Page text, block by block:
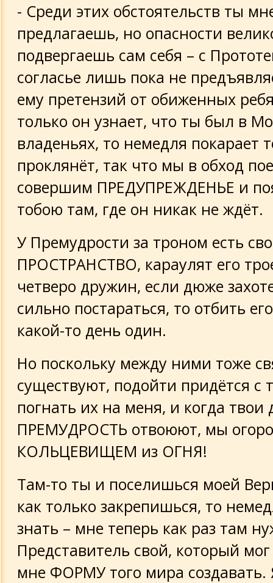
- Среди этих обстоятельств ты
предлагаешь, но опасности
подвергаешь сам себя – с
согласье лишь пока не
ему претензий от обиженных
только он узнает, что ты был в
владеньях, то немедля покарает
проклянёт, так что мы в обход
совершим ПРЕДУПРЕЖДЕНЬЕ и
тобою там, где он никак не ждёт.
У Премудрости за троном есть
ПРОСТРАНСТВО, караулят его
четверо дружин, если дюже
сильно постараться, то отбить
какой-то день один.
Но поскольку между ними тоже
существуют, подойти придётся с
погнать их на меня, и когда
ПРЕМУДРОСТЬ отвоюют, мы
КОЛЬЦЕВИЩЕМ из ОГНЯ!
Там-то ты и поселишься моей
как только закрепишься, то
знать – мне теперь как раз там
Представитель свой, который
мне ФОРМУ того мира создавать.